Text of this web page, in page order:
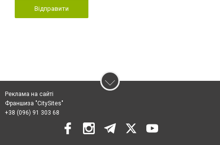
Відправити
Реклама на сайті
Франшиза "CitySites"
+38 (096) 91 303 68